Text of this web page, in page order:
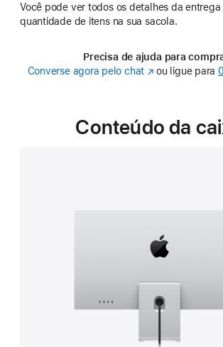
Você pode ver todos os detalhes da entrega
quantidade de itens na sua sacola.
Precisa de ajuda para
Converse agora pelo chat (o
uma
ou ligue para
Conteúdo da